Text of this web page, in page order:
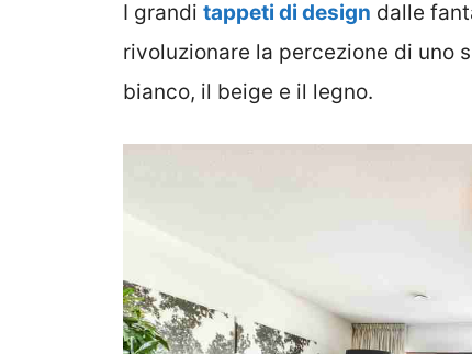
I grandi tappeti di design dalle
rivoluzionare la percezione di uno
bianco, il beige e il legno.